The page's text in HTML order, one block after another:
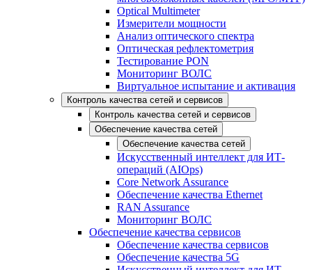
Optical Multimeter
Измерители мощности
Анализ оптического спектра
Оптическая рефлектометрия
Тестирование PON
Мониторинг ВОЛС
Виртуальное испытание и активация
Контроль качества сетей и сервисов
Контроль качества сетей и сервисов
Обеспечение качества сетей
Обеспечение качества сетей
Искусственный интеллект для ИТ-
операций (AIOps)
Core Network Assurance
Обеспечение качества Ethernet
RAN Assurance
Мониторинг ВОЛС
Обеспечение качества сервисов
Обеспечение качества сервисов
Обеспечение качества 5G